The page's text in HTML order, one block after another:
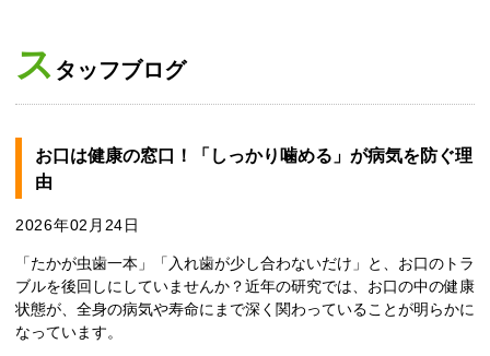
ス タッフブログ
お口は健康の窓口！「しっかり噛める」が病気を防ぐ理
由
2026年02月24日
「たかが虫歯一本」「入れ歯が少し合わないだけ」と、お口のトラ
ブルを後回しにしていませんか？近年の研究では、お口の中の健康
状態が、全身の病気や寿命にまで深く関わっていることが明らかに
なっています。